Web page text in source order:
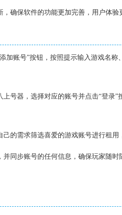
确保软件的功能更加完善，用户体验
加账号”按钮，按照提示输入游戏名称
号器，选择对应的账号并点击“登录”
的需求筛选喜爱的游戏账号进行租用
同步账号的任何信息，确保玩家随时